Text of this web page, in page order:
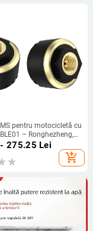
pentru motocicletă cu
– Ronghezheng,
0.7–7 bar, cupru +
275.25 Lei
add_shopping_cart